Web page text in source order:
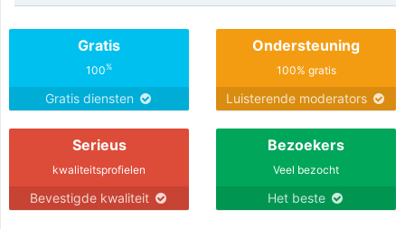
Gratis
100%
Gratis diensten
Ondersteuning
100% gratis
Luisterende moderators
Serieus
kwaliteitsprofielen
Bevestigde kwaliteit
Bezoekers
Veel bezocht
Het beste